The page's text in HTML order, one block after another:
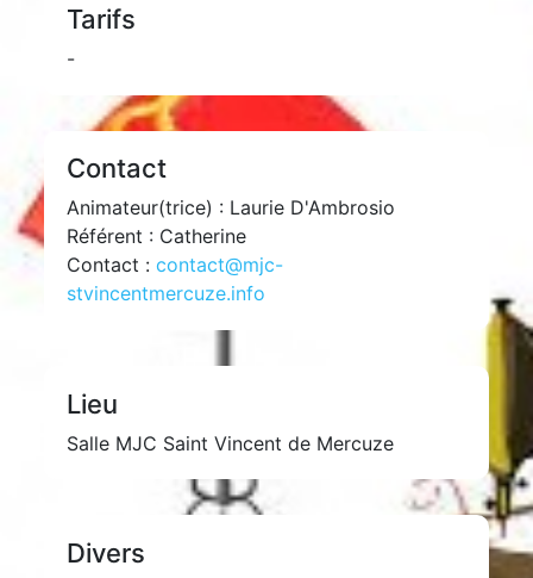
Tarifs
-
Contact
Animateur(trice) : Laurie D'Ambrosio
Référent : Catherine
Contact :contact@mjc-
stvincentmercuze.info
Lieu
Salle MJC Saint Vincent de Mercuze
Divers